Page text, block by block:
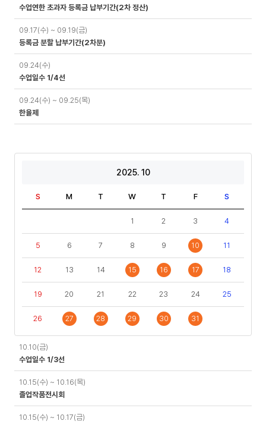
수업연한 초과자 등록금 납부기간(2차 정산)
09.17(수) ~ 09.19(금)
등록금 분할 납부기간(2차분)
09.24(수)
수업일수 1/4선
09.24(수) ~ 09.25(목)
한율제
2025. 10
S M T W T F S
1 2 3 4
5 6 7 8 9 10 11
12 13 14 15 16 17 18
19 20 21 22 23 24 25
26 27 28 29 30 31
10.10(금)
수업일수 1/3선
10.15(수) ~ 10.16(목)
졸업작품전시회
10.15(수) ~ 10.17(금)